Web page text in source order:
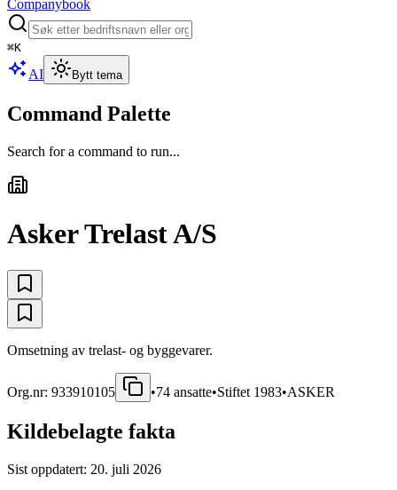
Companybook
⌘K
AI Bytt tema
Command Palette
Search for a command to run...
Asker Trelast A/S
Omsetning av trelast- og byggevarer.
Org.nr: 933910105 •74 ansatte•Stiftet 1983•ASKER
Kildebelagte fakta
Sist oppdatert: 20. juli 2026